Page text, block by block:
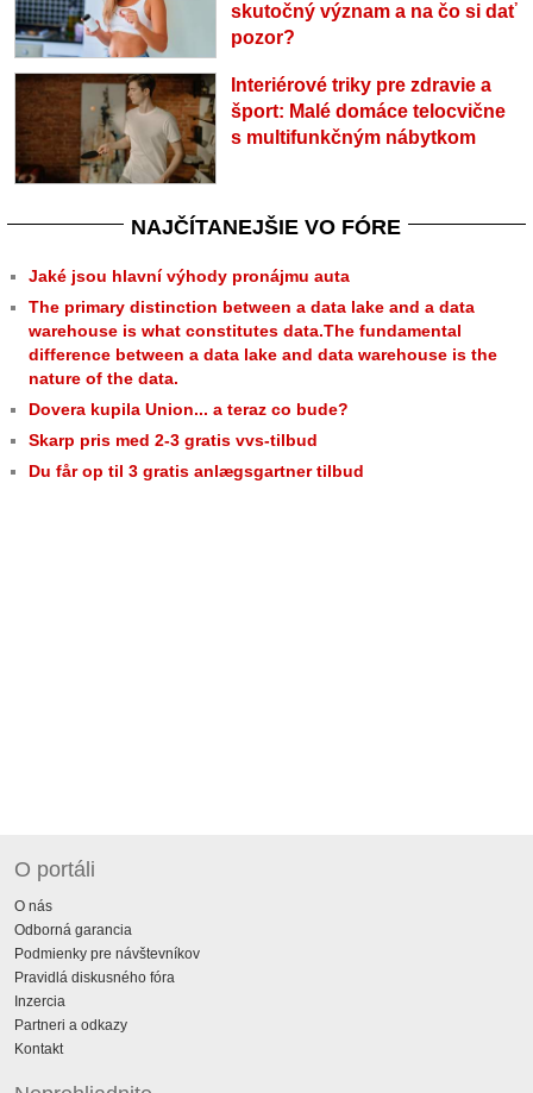
skutočný význam a na čo si dať
pozor?
Interiérové triky pre zdravie a
šport: Malé domáce telocvične
s multifunkčným nábytkom
NAJČÍTANEJŠIE VO FÓRE
Jaké jsou hlavní výhody pronájmu auta
The primary distinction between a data lake and a data
warehouse is what constitutes data.The fundamental
difference between a data lake and data warehouse is the
nature of the data.
Dovera kupila Union... a teraz co bude?
Skarp pris med 2-3 gratis vvs-tilbud
Du får op til 3 gratis anlægsgartner tilbud
O portáli
O nás
Odborná garancia
Podmienky pre návštevníkov
Pravidlá diskusného fóra
Inzercia
Partneri a odkazy
Kontakt